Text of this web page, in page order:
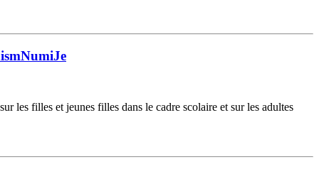
les filles et jeunes filles dans le cadre scolaire et sur les adultes